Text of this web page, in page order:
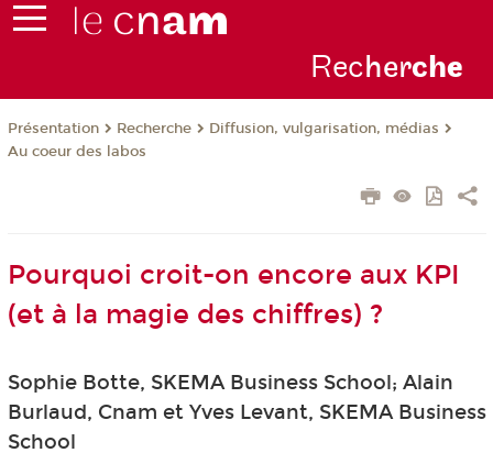
Recherche
Présentation Recherche
Diffusion, vulgarisation, médias
Au coeur des labos
Pourquoi croit-on encore aux KPI
(et à la magie des chiffres) ?
Sophie Botte, SKEMA Business School; Alain
Burlaud, Cnam et Yves Levant, SKEMA Business
School